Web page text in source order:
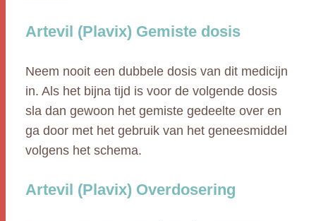
Artevil (Plavix) Gemiste dosis
Neem nooit een dubbele dosis van dit medicijn
in. Als het bijna tijd is voor de volgende dosis
sla dan gewoon het gemiste gedeelte over en
ga door met het gebruik van het geneesmiddel
volgens het schema.
Artevil (Plavix) Overdosering